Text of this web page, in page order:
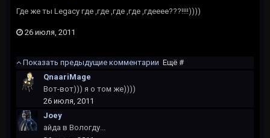
Где же ты Legacy где ,где ,где ,где ,гдееее???!!!!))))
26 июля, 2011
Показать предыдущие комментарии Ещё #
QnaariMage
Вот-вот))) я о том же))))
26 июля, 2011
Joey
айда в Вологду...